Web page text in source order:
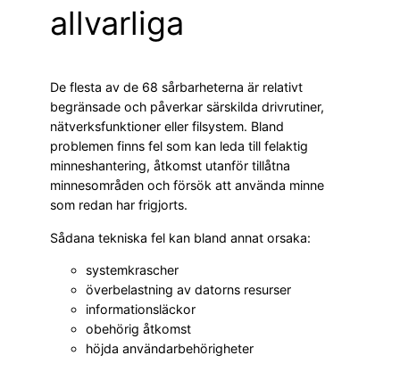
allvarliga
De flesta av de 68 sårbarheterna är relativt
begränsade och påverkar särskilda drivrutiner,
nätverksfunktioner eller filsystem. Bland
problemen finns fel som kan leda till felaktig
minneshantering, åtkomst utanför tillåtna
minnesområden och försök att använda minne
som redan har frigjorts.
Sådana tekniska fel kan bland annat orsaka:
systemkrascher
överbelastning av datorns resurser
informationsläckor
obehörig åtkomst
höjda användarbehörigheter